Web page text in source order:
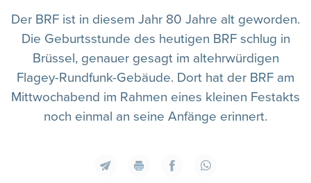
Der BRF ist in diesem Jahr 80 Jahre alt geworden.
Die Geburtsstunde des heutigen BRF schlug in
Brüssel, genauer gesagt im altehrwürdigen
Flagey-Rundfunk-Gebäude. Dort hat der BRF am
Mittwochabend im Rahmen eines kleinen Festakts
noch einmal an seine Anfänge erinnert.